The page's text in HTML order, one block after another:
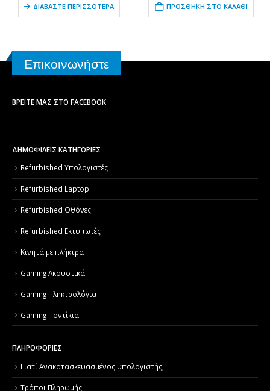
ΔΙΑΒΆΣΤΕ ΠΕΡΙΣΣΌΤΕΡΑ ΠΡΟΣΘΉΚΗ ΣΤΟ ΚΑΛΆΘΙ
Επικοινωνήστε
ΒΡΕΊΤΕ ΜΑΣ ΣΤΟ FACEBOOK
ΔΗΜΟΦΙΛΕΙΣ ΚΑΤΗΓΟΡΙΕΣ
Refurbished Υπολογιστές
Refurbished Laptop
Refurbished Οθόνες
Refurbished Εκτυπωτές
Κινητά με πλήκτρα
Gaming Ακουστικά
Gaming Πληκτρολόγια
Gaming Ποντίκια
ΠΛΗΡΟΦΟΡΙΕΣ
Γιατί Aνακατασκευασμένος υπολογιστής;
Τρόποι Πληρωμής